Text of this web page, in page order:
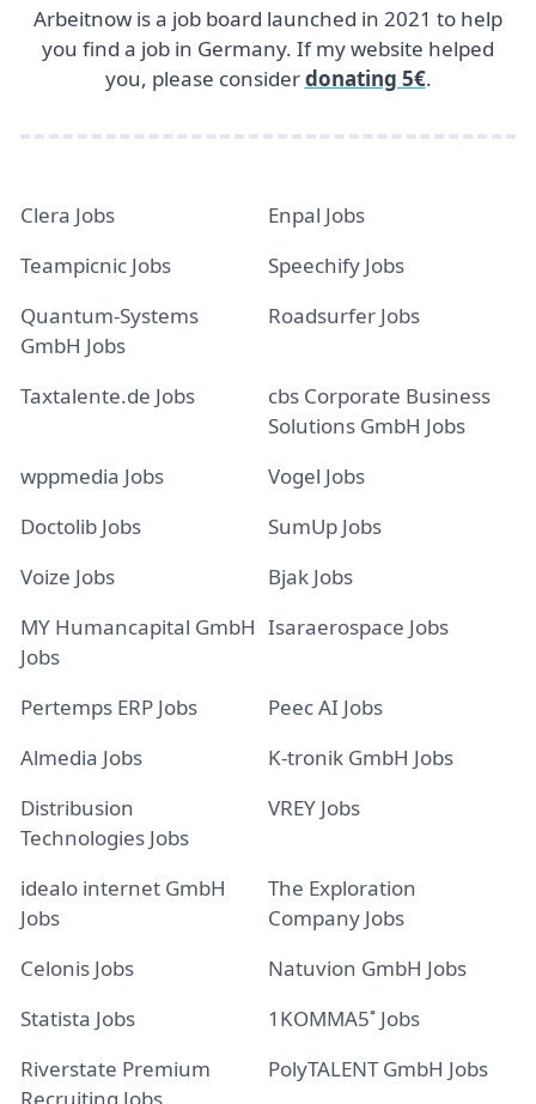
Arbeitnow is a job board launched in 2021 to help
you find a job in Germany. If my website helped
you, please considerdonating 5€.
Clera Jobs
Enpal Jobs
Teampicnic Jobs
Speechify Jobs
Quantum-Systems
GmbH Jobs
Roadsurfer Jobs
Taxtalente.de Jobs
cbs Corporate Business
Solutions GmbH Jobs
wppmedia Jobs
Vogel Jobs
Doctolib Jobs
SumUp Jobs
Voize Jobs
Bjak Jobs
MY Humancapital GmbH
Jobs
Isaraerospace Jobs
Pertemps ERP Jobs
Peec AI Jobs
Almedia Jobs
K-tronik GmbH Jobs
Distribusion
Technologies Jobs
VREY Jobs
idealo internet GmbH
Jobs
The Exploration
Company Jobs
Celonis Jobs
Natuvion GmbH Jobs
Statista Jobs
1KOMMA5˚ Jobs
Riverstate Premium
PolyTALENT GmbH Jobs